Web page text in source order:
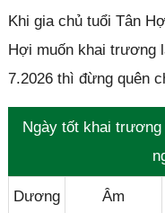
Khi gia chủ tuổi Tân
Hợi muốn khai trương
7.2026 thì đừng quên
Ngày tốt khai
Dương Âm